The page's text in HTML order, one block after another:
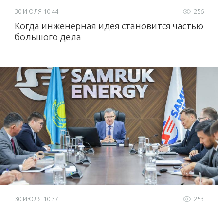
256
30 ИЮЛЯ 10:44
Когда инженерная идея становится частью
большого дела
253
30 ИЮЛЯ 10:37